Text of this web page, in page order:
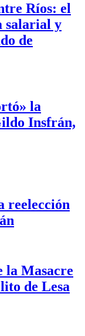
Ríos: el
salarial y
de
la
Insfrán,
reelección
la Masacre
de Lesa